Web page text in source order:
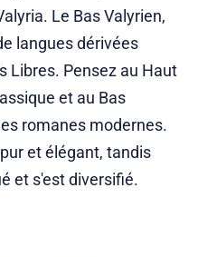
Le Bas Valyrien,
langues dérivées
Libres. Pensez au Haut
et au Bas
romanes modernes.
et élégant, tandis
et s'est diversifié.